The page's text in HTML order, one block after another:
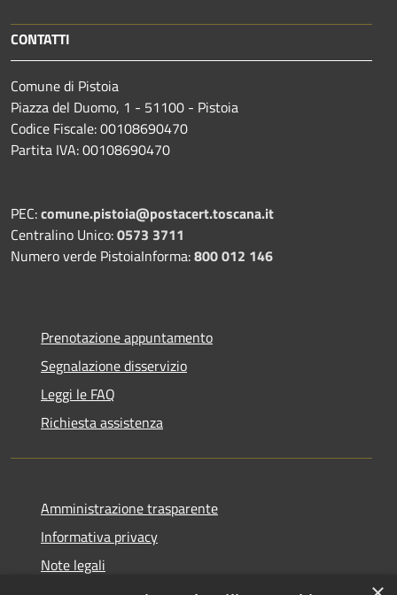
CONTATTI
Comune di Pistoia
Piazza del Duomo, 1 - 51100 - Pistoia
Codice Fiscale: 00108690470
Partita IVA: 00108690470
PEC:comune.pistoia@postacert.toscana.it
Centralino Unico:0573 3711
Numero verde PistoiaInforma:800 012 146
Prenotazione appuntamento
Segnalazione disservizio
Leggi le FAQ
Richiesta assistenza
Amministrazione trasparente
Informativa privacy
Note legali